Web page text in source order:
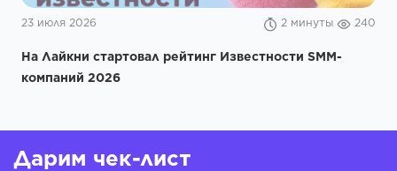
23 июля 2026 2 минуты 240
На Лайкни стартовал рейтинг Известности SMM-
компаний 2026
Дарим чек-лист